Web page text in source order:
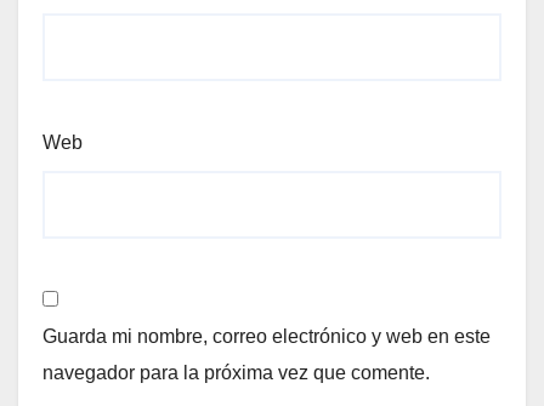
Web
Guarda mi nombre, correo electrónico y web en este
navegador para la próxima vez que comente.